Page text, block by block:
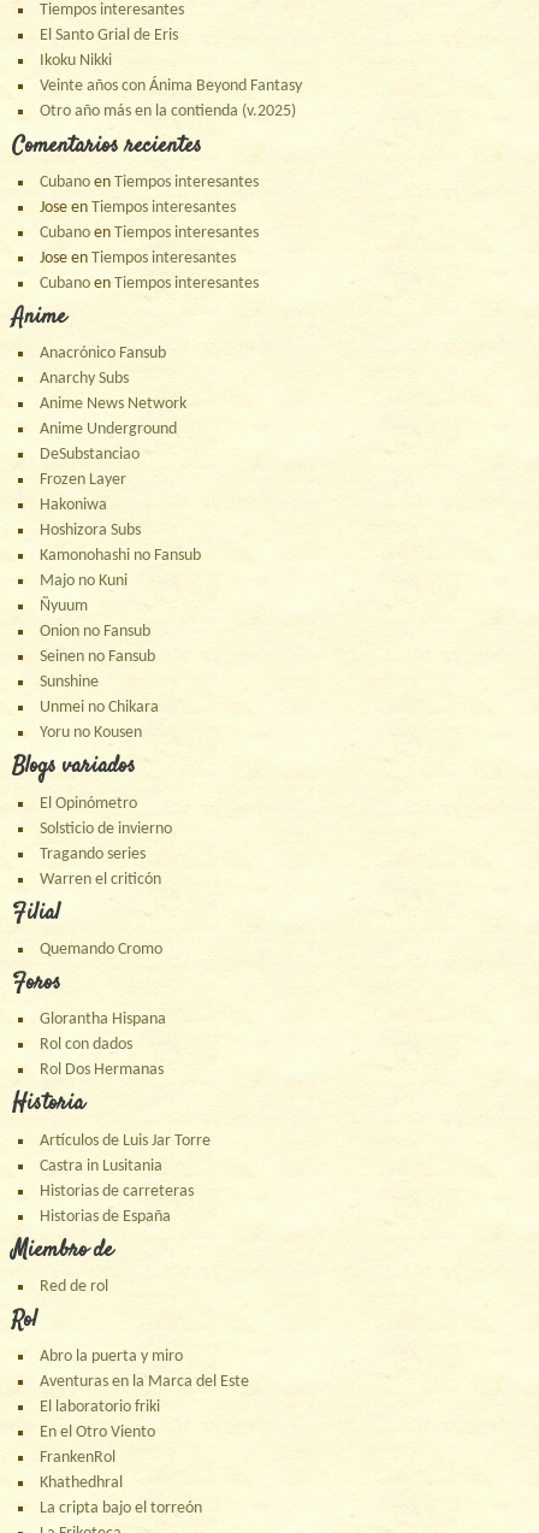
Tiempos interesantes
El Santo Grial de Eris
Ikoku Nikki
Veinte años con Ánima Beyond Fantasy
Otro año más en la contienda (v.2025)
Comentarios recientes
Cubano enTiempos interesantes
Jose enTiempos interesantes
Cubano enTiempos interesantes
Jose enTiempos interesantes
Cubano enTiempos interesantes
Anime
Anacrónico Fansub
Anarchy Subs
Anime News Network
Anime Underground
DeSubstanciao
Frozen Layer
Hakoniwa
Hoshizora Subs
Kamonohashi no Fansub
Majo no Kuni
Ñyuum
Onion no Fansub
Seinen no Fansub
Sunshine
Unmei no Chikara
Yoru no Kousen
Blogs variados
El Opinómetro
Solsticio de invierno
Tragando series
Warren el criticón
Filial
Quemando Cromo
Foros
Glorantha Hispana
Rol con dados
Rol Dos Hermanas
Historia
Artículos de Luis Jar Torre
Castra in Lusitania
Historias de carreteras
Historias de España
Miembro de
Red de rol
Rol
Abro la puerta y miro
Aventuras en la Marca del Este
El laboratorio friki
En el Otro Viento
FrankenRol
Khathedhral
La cripta bajo el torreón